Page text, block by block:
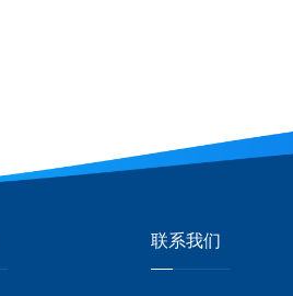
联系我们